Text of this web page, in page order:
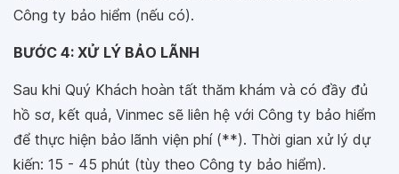
Công ty bảo hiểm (nếu có).
BƯỚC 4: XỬ LÝ BẢO LÃNH
Sau khi Quý Khách hoàn tất thăm khám và có đầy đủ
hồ sơ, kết quả, Vinmec sẽ liên hệ với Công ty bảo hiểm
để thực hiện bảo lãnh viện phí (**). Thời gian xử lý dự
kiến: 15 - 45 phút (tùy theo Công ty bảo hiểm).